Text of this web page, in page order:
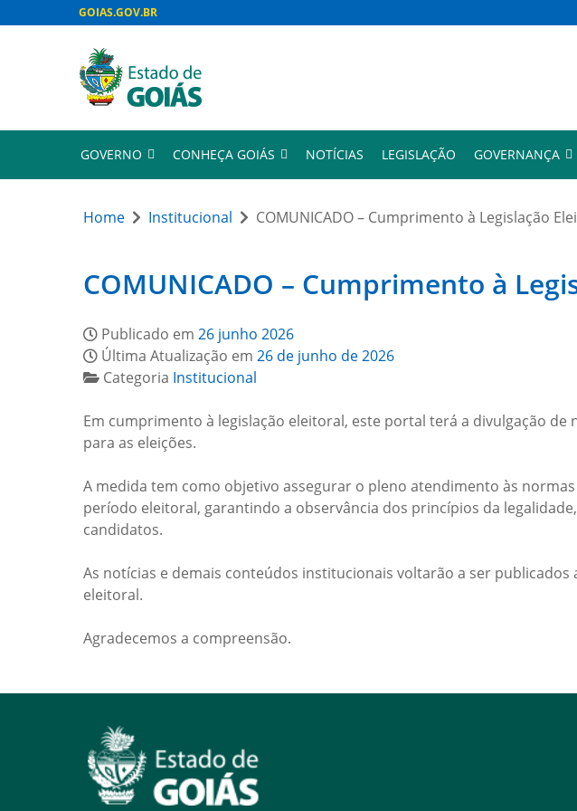
GOIAS.GOV.BR
GOVERNO CONHEÇA GOIÁS NOTÍCIAS LEGISLAÇÃO GOVERNANÇA
Home Institucional COMUNICADO – Cumprimento à Legislação
COMUNICADO – Cumprimento à
Publicado em 26 junho 2026
Última Atualização em 26 de junho de 2026
Categoria Institucional
Em cumprimento à legislação eleitoral, este portal terá a divulgação
para as eleições.
A medida tem como objetivo assegurar o pleno atendimento às
período eleitoral, garantindo a observância dos princípios da
candidatos.
As notícias e demais conteúdos institucionais voltarão a ser
eleitoral.
Agradecemos a compreensão.